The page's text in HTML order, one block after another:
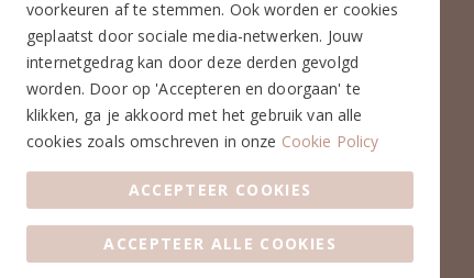
+31 (0)6 291 00 419 (nieuw nummer)
E-mail:
info@ruiterstad.nl
Openingstijden:
Maandag: 13.00 - 17.00u
Woensdag: 10.00 - 17.00u
Donderdag: 10.00 - 17.00u
Vrijdag: 10.00 - 17.00u
Zaterdag: 10.00 - 17.00u
voorkeuren af te stemmen. Ook worden er cookies
geplaatst door sociale media-netwerken. Jouw
internetgedrag kan door deze derden gevolgd
worden. Door op 'Accepteren en doorgaan' te
klikken, ga je akkoord met het gebruik van alle
cookies zoals omschreven in onze Cookie Policy
ACCEPTEER COOKIES
ACCEPTEER ALLE COOKIES